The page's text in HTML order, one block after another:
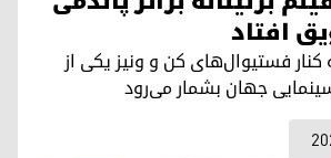
افتاد
کنار فستیوال‌های کن و ونیز یکی از
جهان بشمار می‌رود